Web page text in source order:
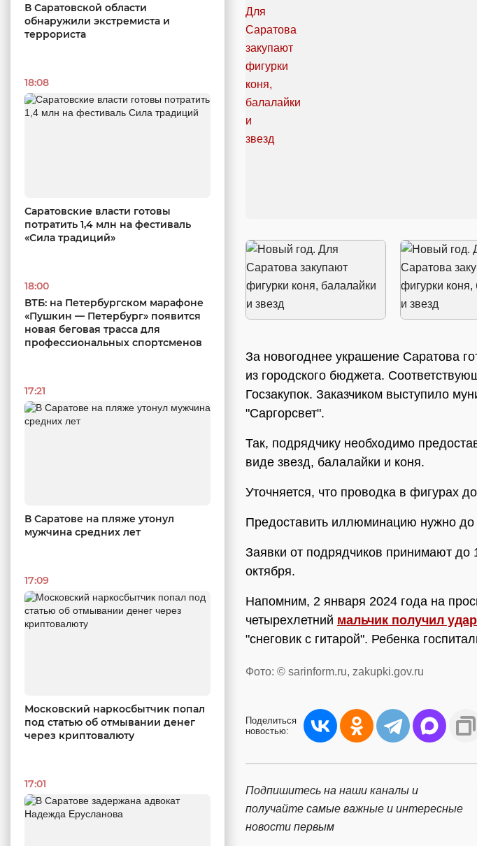
В Саратовской области
обнаружили экстремиста и
террориста
18:08
Саратовские власти готовы
потратить 1,4 млн на фестиваль
«Сила традиций»
18:00
ВТБ: на Петербургском марафоне
«Пушкин — Петербург» появится
новая беговая трасса для
профессиональных спортсменов
17:21
В Саратове на пляже утонул
мужчина средних лет
17:09
Московский наркосбытчик попал
под статью об отмывании денег
через криптовалюту
17:01
За новогоднее украшение Саратова
из городского бюджета.
Госзакупок. Заказчиком выступило
"Саргорсвет".
Так, подрядчику необходимо
виде звезд, балалайки и коня.
Уточняется, что проводка в фигурах
Предоставить иллюминацию нужно до
Заявки от подрядчиков принимают до
октября.
Напомним, 2 января 2024 года на
четырехлетний мальчик получил
"снеговик с гитарой". Ребенка
Фото: © sarinform.ru, zakupki.gov.ru
Поделиться
новостью:
Подпишитесь на наши каналы и
получайте самые важные и интересные
новости первым